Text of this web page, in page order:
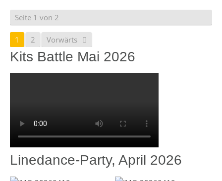
Seite 1 von 2
1 2 Vorwärts
Kits Battle Mai 2026
Linedance-Party, April 2026